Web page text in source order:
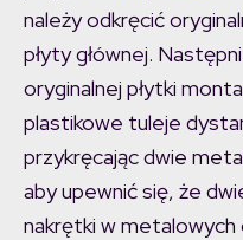
należy odkręcić
płyty głównej.
oryginalnej płytki
plastikowe tuleje
przykręcając dwie
aby upewnić się, że
nakrętki w metalowych